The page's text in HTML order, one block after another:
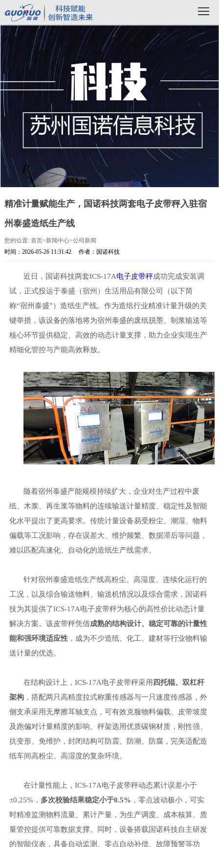
精准计量赋能生产，国诺科技两套电子皮带秤入驻宿
州泰盛造纸生产线
您的位置: 首页>新闻中心>公司新闻
时间：2026-05-26 11:31:42
作者：国诺科技
近日，国诺科技两套ICS-17A电子皮带秤成功完成安装调
试，正式投运于泰盛（宿州）生活用品有限公司（以下简
称“宿州泰盛”）造纸生产线。作为造纸行业精准计量升级的关
键举措，该设备的落地将为宿州泰盛的废纸脱墨、制浆输送等
核心环节提供稳定、高效的动态计量支撑，助力企业实现生产
精细化管控与产能高效释放。
随着宿州泰盛产能规模持续扩大，企业对生产过程中废
纸、木浆、再生浆等物料的连续输送计量精度、稳定性及智能
化水平提出了更高要求。传统计量设备易受粉尘、潮湿、物料
偏载等工况影响，存在误差大、维护频繁、数据滞后等问题，
难以匹配高速化、自动化的造纸生产线需求。
针对宿州泰盛造纸生产线高粉尘、高湿度、连续化运行的
工况，以及综合输送物料、输送机情况以及综合需求，国诺科
技为其提供了ICS-17A电子皮带秤为核心的高性价比动态计量
解决方案。该皮带秤凭借成熟的结构设计、稳定可靠的计量性
能和强环境适应性，成为不少造纸、化工、建材等行业物料输
送计量的优选。
在结构设计上， ICS-17A电子皮带秤采用 四托辊、双杠杆
架构，搭配两只高精度拉式称重传感器与一只速度传感器，外
侧支承采用无摩擦耳轴支点，可有效克服物料偏载、皮带坡度
及跑偏对计量精度的影响。秤架选用优质碳钢材质，刚性强、
抗变形、免维护，封闭结构可防震、防潮、防腐，完美适配造
纸车间高粉尘、高湿度的复杂环境。
在计量性能上， ICS-17A电子皮带秤动态累计误差小于
±0.25%， 多次校验结果稳定小于0.5% ，零点波动极小，可实
时精准监测物料流量、累计产量，为生产调度、成本核算、质
量管控提供可靠数据支撑。同时，设备搭载国诺科技自主研发
的智能仪表，具备自动监测、零点自动补偿、故障预警等功